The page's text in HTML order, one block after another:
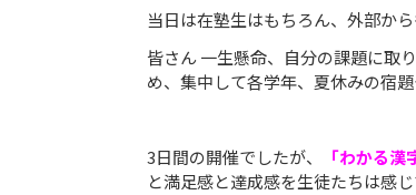
当日は在塾生はもちろん、外部か
皆さん 一生懸命、自分の課題に取
め、集中して各学年、夏休みの宿
3日間の開催でしたが、 「わかる漢
と満足感と達成感を生徒たちは感